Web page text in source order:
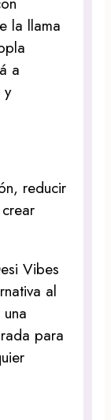
la llama
a
y
reducir
Vibes
al
para